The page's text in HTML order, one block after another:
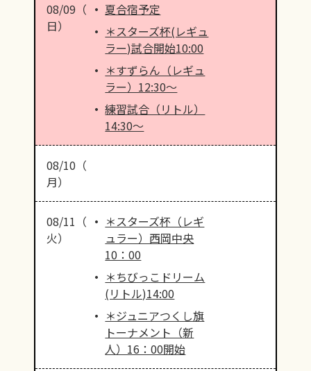
08/09（
日）
夏合宿予定
＊スターズ杯(レギュ
ラー)試合開始10:00
＊すずらん（レギュ
ラー）12:30〜
練習試合（リトル）
14:30〜
08/10（
月）
08/11（
火）
＊スターズ杯（レギ
ュラー）西岡中央
10：00
＊ちびっこドリーム
(リトル)14:00
＊ジュニアつくし旗
トーナメント（新
人）16：00開始